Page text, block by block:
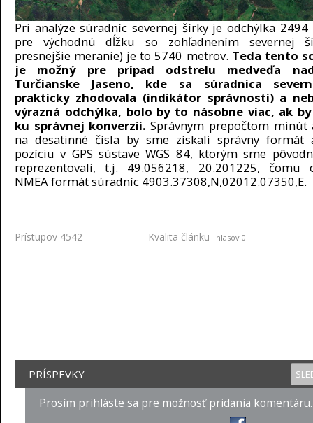
Pri analýze súradníc severnej šírky je odchýlka
pre východnú dĺžku so zohľadnením severnej
presnejšie meranie) je to 5740 metrov. Teda tento
je možný pre prípad odstrelu medveďa
Turčianske Jaseno, kde sa súradnica
prakticky zhodovala (indikátor správnosti) a
výrazná odchýlka, bolo by to násobne viac, ak
ku správnej konverzii. Správnym prepočtom minút
na desatinné čísla by sme získali správny formát
pozíciu v GPS sústave WGS 84, ktorým sme
reprezentovali, t.j. 49.056218, 20.201225, čomu
NMEA formát súradníc 4903.37308,N,02012.07350,E.
Prístupov 4542 Kvalita článku hlasov 0
PRÍSPEVKY
Prosím prihláste sa pre možnosť pridania komentáru.